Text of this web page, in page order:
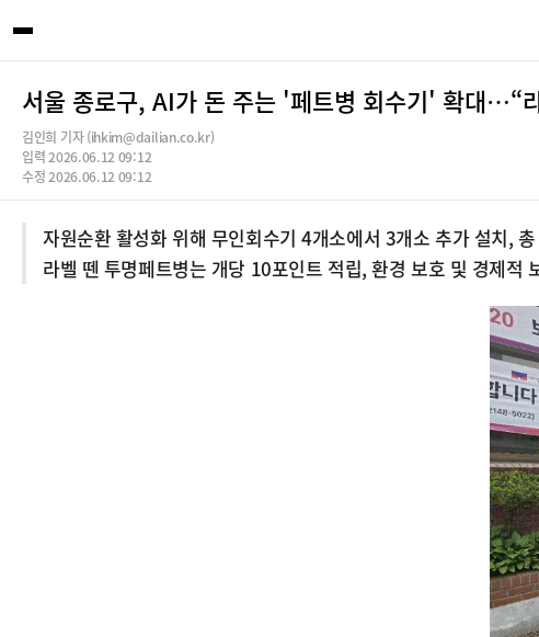
서울 종로구, AI가 돈 주는 '페트병 회수기' 확대…“
김인희 기자 (ihkim@dailian.co.kr)
입력 2026.06.12 09:12
수정 2026.06.12 09:12
자원순환 활성화 위해 무인회수기 4개소에서 3개소 추가 설치,
라벨 뗀 투명페트병는 개당 10포인트 적립, 환경 보호 및 경제적